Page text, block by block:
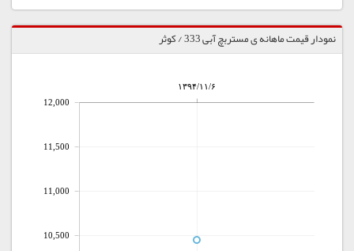
نمودار قیمت ماهانه ی مستربچ آبی 333 / کوثر
۱۳۹۴/۱۱/۶
10,500
11,000
11,500
12,000